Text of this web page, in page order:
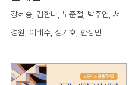
강혜종, 김한나, 노준철, 박주연, 서
경원, 이태수, 정기호, 한성민